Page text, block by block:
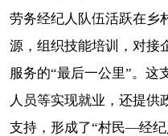
劳务经纪人队伍活跃在乡
源，组织技能培训，对接
服务的“最后一公里”。这
人员等实现就业，还提供
支持，形成了“村民—经